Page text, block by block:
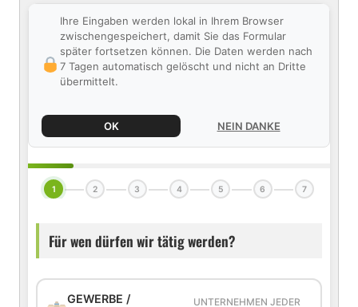
Ihre Eingaben werden lokal in Ihrem Browser
zwischengespeichert, damit Sie das Formular
später fortsetzen können. Die Daten werden nach
7 Tagen automatisch gelöscht und nicht an Dritte
übermittelt.
OK NEIN DANKE
1 2 3 4 5 6 7
Für wen dürfen wir tätig werden?
GEWERBE /
UNTERNEHMEN JEDER